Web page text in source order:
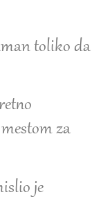
toliko da
za
je